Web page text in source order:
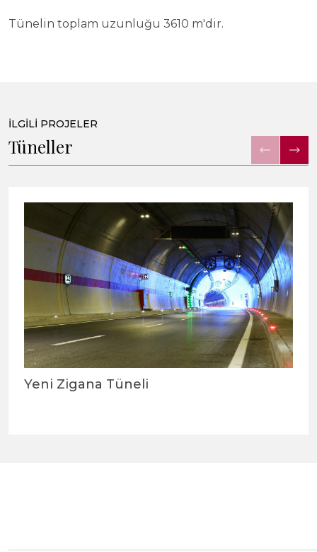
Tünelin toplam uzunluğu 3610 m'dir.
İLGİLİ PROJELER
Tüneller
Yeni Zigana Tüneli